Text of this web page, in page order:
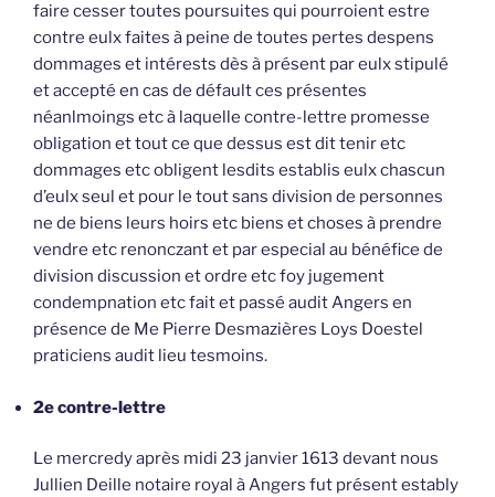
faire cesser toutes poursuites qui pourroient estre
contre eulx faites à peine de toutes pertes despens
dommages et intérests dès à présent par eulx stipulé
et accepté en cas de défault ces présentes
néanlmoings etc à laquelle contre-lettre promesse
obligation et tout ce que dessus est dit tenir etc
dommages etc obligent lesdits establis eulx chascun
d’eulx seul et pour le tout sans division de personnes
ne de biens leurs hoirs etc biens et choses à prendre
vendre etc renonczant et par especial au bénéfice de
division discussion et ordre etc foy jugement
condempnation etc fait et passé audit Angers en
présence de Me Pierre Desmazières Loys Doestel
praticiens audit lieu tesmoins.
2e contre-lettre
Le mercredy après midi 23 janvier 1613 devant nous
Jullien Deille notaire royal à Angers fut présent estably